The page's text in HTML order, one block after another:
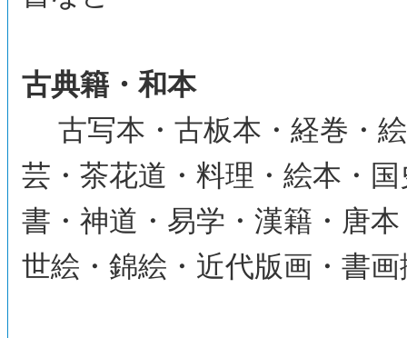
古典籍・和本
古写本・古板本・経巻・
芸・茶花道・料理・絵本・
書・神道・易学・漢籍・唐
世絵・錦絵・近代版画・書